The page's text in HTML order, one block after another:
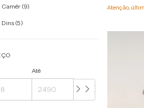
Camér (9)
Dins (5)
Até
Atenção,